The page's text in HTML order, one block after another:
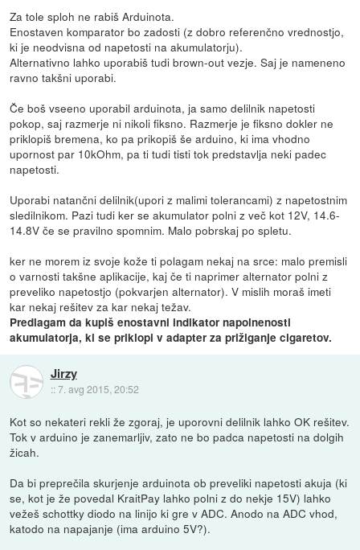
Za tole sploh ne rabiš Arduinota.
Enostaven komparator bo zadosti (z dobro referenčno vrednostjo,
ki je neodvisna od napetosti na akumulatorju).
Alternativno lahko uporabiš tudi brown-out vezje. Saj je nameneno
ravno takšni uporabi.
Če boš vseeno uporabil arduinota, ja samo delilnik napetosti
pokop, saj razmerje ni nikoli fiksno. Razmerje je fiksno dokler ne
priklopiš bremena, ko pa prikopiš še arduino, ki ima vhodno
upornost par 10kOhm, pa ti tudi tisti tok predstavlja neki padec
napetosti.
Uporabi natančni delilnik(upori z malimi tolerancami) z napetostnim
sledilnikom. Pazi tudi ker se akumulator polni z več kot 12V, 14.6-
14.8V če se pravilno spomnim. Malo pobrskaj po spletu.
ker ne morem iz svoje kože ti polagam nekaj na srce: malo premisli
o varnosti takšne aplikacije, kaj če ti naprimer alternator polni z
preveliko napetostjo (pokvarjen alternator). V mislih moraš imeti
kar nekaj rešitev za kar nekaj težav.
Predlagam da kupiš enostavni indikator napolnenosti
akumulatorja, ki se priklopi v adapter za prižiganje cigaretov.
Jirzy
::7. avg 2015, 20:52
Kot so nekateri rekli že zgoraj, je uporovni delilnik lahko OK rešitev.
Tok v arduino je zanemarljiv, zato ne bo padca napetosti na dolgih
žicah.
Da bi preprečila skurjenje arduinota ob preveliki napetosti akuja (ki
se, kot je že povedal KraitPay lahko polni z do nekje 15V) lahko
vežeš schottky diodo na linijo ki gre v ADC. Anodo na ADC vhod,
katodo na napajanje (ima arduino 5V?).